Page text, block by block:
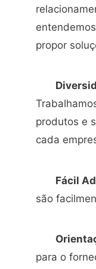
propor
produtos e
cada
Fácil
são
para o